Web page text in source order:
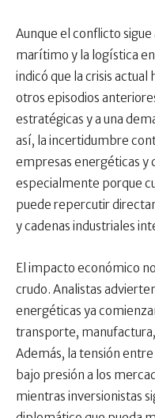
Aunque el conflicto
marítimo y la logística
indicó que la crisis actual
otros episodios
estratégicas y a una
así, la incertidumbre
empresas energéticas y
especialmente porque
puede repercutir
y cadenas industriales
El impacto económico
crudo. Analistas
energéticas ya
transporte,
Además, la tensión
bajo presión a los
mientras inversionistas